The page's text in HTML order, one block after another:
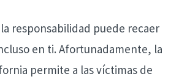
responsabilidad puede recaer
en ti. Afortunadamente, la
permite a las víctimas de